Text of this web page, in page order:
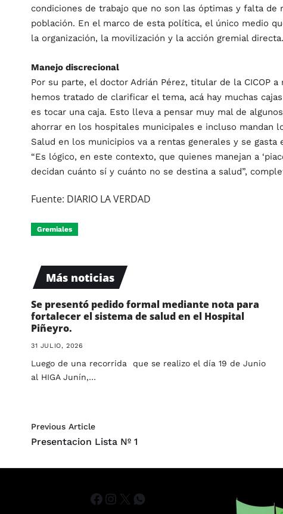
condiciones de trabajo que no son las óptimas y falta
población. En el marco de esta política, el único medio
la organización, la movilización y la acción gremial
Manejo discrecional
Por su parte, el doctor Adrián Pérez, titular de la CICOP
hemos tratado de clarificar el tema, acá hay muchas
es tocar una caja. Esto lleva a pensar muy mal de
ahorrar en los hospitales municipales e incluso mandan
Salud en los municipios va a rentas generales y se gasta
“Es lógico, en este contexto, que quienes manejan a
decidan cuánto sí y cuánto no se destina a salud”,
Fuente: DIARIO LA VERDAD
Gremiales
Más noticias
Se presentó pedido formal mediante nota para
fortalecer el sistema de salud en el Hospital
Piñeyro.
31 JULIO, 2026
Luego de una recorrida que se realizo el día 19 de Junio
al HIGA Junín,…
Previous Article
Presentacion Lista Nº 1